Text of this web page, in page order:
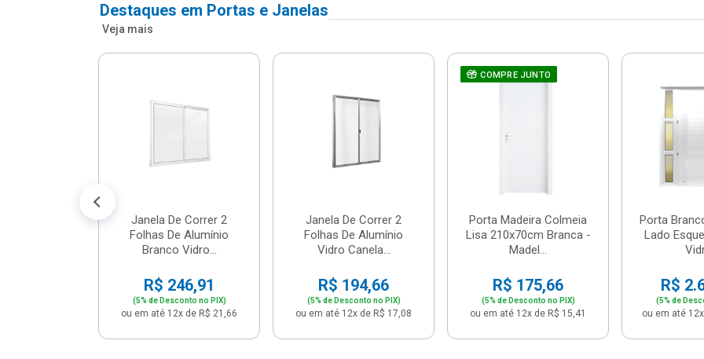
Destaques em Portas e Janelas
Veja mais
Janela De Correr 2
Folhas De Alumínio
Branco Vidro...
R$ 246,91
(5% de Desconto no PIX)
ou em até 12x de R$ 21,66
Janela De Correr 2
Folhas De Alumínio
Vidro Canela...
R$ 194,66
(5% de Desconto no PIX)
ou em até 12x de R$ 17,08
COMPRE JUNTO
Porta Madeira Colmeia
Lisa 210x70cm Branca -
Madel...
R$ 175,66
(5% de Desconto no PIX)
ou em até 12x de R$ 15,41
Porta
Lado
R$
(5% de
ou em até